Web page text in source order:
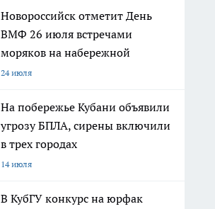
Новороссийск отметит День
ВМФ 26 июля встречами
моряков на набережной
24 июля
На побережье Кубани объявили
угрозу БПЛА, сирены включили
в трех городах
14 июля
В КубГУ конкурс на юрфак